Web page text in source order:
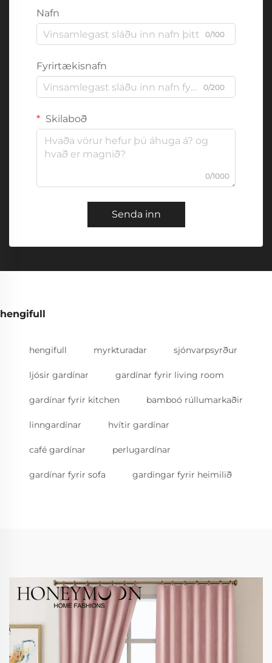
Nafn
0/100
Fyrirtækisnafn
0/200
Skilaboð
0/1000
Senda inn
hengifull
hengifull myrkturadar sjónvarpsyrður
ljósir gardínar gardínar fyrir living room
gardínar fyrir kitchen bamboó rúllumarkaðir
linngardínar hvítir gardínar
café gardínar perlugardínar
gardínar fyrir sofa gardingar fyrir heimilið